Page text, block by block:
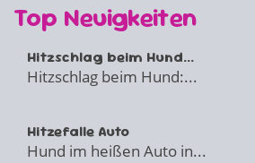
Top Neuigkeiten
Hitzschlag beim Hund...
Hitzschlag beim Hund:...
Hitzefalle Auto
Hund im heißen Auto in...